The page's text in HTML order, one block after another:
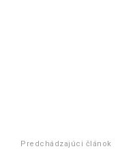
Predchádzajúci článok